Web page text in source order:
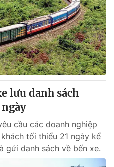
lưu danh sách
cầu các doanh nghiệp
tối thiểu 21 ngày kể
gửi danh sách về bến xe.